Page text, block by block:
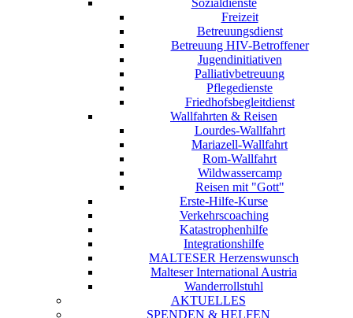
Sozialdienste
Freizeit
Betreuungsdienst
Betreuung HIV-Betroffener
Jugendinitiativen
Palliativbetreuung
Pflegedienste
Friedhofsbegleitdienst
Wallfahrten & Reisen
Lourdes-Wallfahrt
Mariazell-Wallfahrt
Rom-Wallfahrt
Wildwassercamp
Reisen mit "Gott"
Erste-Hilfe-Kurse
Verkehrscoaching
Katastrophenhilfe
Integrationshilfe
MALTESER Herzenswunsch
Malteser International Austria
Wanderrollstuhl
AKTUELLES
SPENDEN & HELFEN